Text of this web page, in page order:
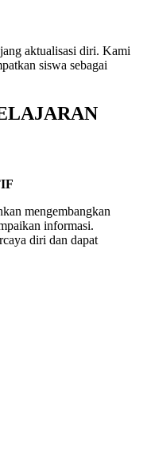
aktualisasi diri. Kami
siswa sebagai
mengembangkan
informasi.
diri dan dapat